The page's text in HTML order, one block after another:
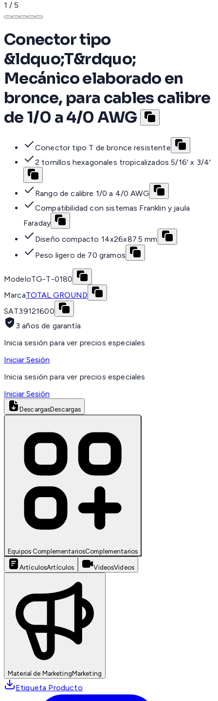
1 / 5
Conector tipo
&ldquo;T&rdquo;
Mecánico elaborado en
bronce, para cables calibre
de 1/0 a 4/0 AWG
Conector tipo T de bronce resistente
2 tornillos hexagonales tropicalizados 5/16' x 3/4'
Rango de calibre 1/0 a 4/0 AWG
Compatibilidad con sistemas Franklin y jaula
Faraday
Diseño compacto 14x26x87.5 mm
Peso ligero de 70 gramos
ModeloTG-T-0180
MarcaTOTAL GROUND
SAT39121600
3 años de garantía
Inicia sesión para ver precios especiales
Iniciar Sesión
Inicia sesión para ver precios especiales
Iniciar Sesión
DescargasDescargas
Equipos ComplementariosComplementarios
ArtículosArtículos VideosVideos
Material de MarketingMarketing
Etiqueta Producto